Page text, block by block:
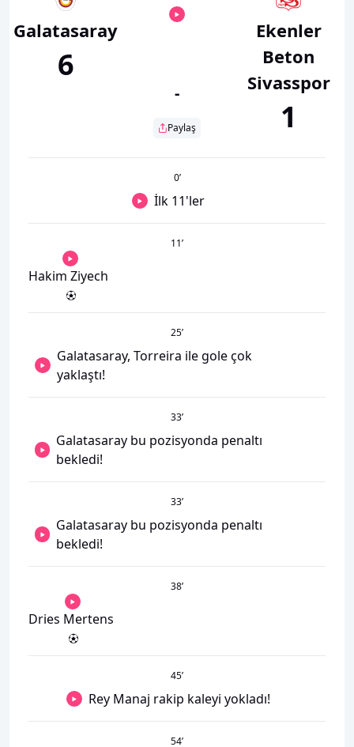
Galatasaray
6
-
Paylaş
Ekenler
Beton
Sivasspor
1
0’
İlk 11'ler
11’
Hakim Ziyech
25’
Galatasaray, Torreira ile gole çok
yaklaştı!
33’
Galatasaray bu pozisyonda penaltı
bekledi!
33’
Galatasaray bu pozisyonda penaltı
bekledi!
38’
Dries Mertens
45’
Rey Manaj rakip kaleyi yokladı!
54’